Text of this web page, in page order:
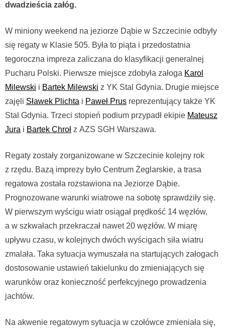
dwadzieścia załóg.
W miniony weekend na jeziorze Dąbie w Szczecinie odbyły
się regaty w Klasie 505. Była to piąta i przedostatnia
tegoroczna impreza zaliczana do klasyfikacji generalnej
Pucharu Polski. Pierwsze miejsce zdobyła załoga Karol
Milewski i Bartek Milewski z YK Stal Gdynia. Drugie miejsce
zajęli Sławek Plichta i Paweł Prus reprezentujący także YK
Stal Gdynia. Trzeci stopień podium przypadł ekipie Mateusz
Jura i Bartek Chroł z AZS SGH Warszawa.
Regaty zostały zorganizowane w Szczecinie kolejny rok
z rzędu. Bazą imprezy było Centrum Żeglarskie, a trasa
regatowa została rozstawiona na Jeziorze Dąbie.
Prognozowane warunki wiatrowe na sobotę sprawdziły się.
W pierwszym wyścigu wiatr osiągał prędkość 14 węzłów,
a w szkwałach przekraczał nawet 20 węzłów. W miarę
upływu czasu, w kolejnych dwóch wyścigach siła wiatru
zmalała. Taka sytuacja wymuszała na startujących załogach
dostosowanie ustawień takielunku do zmieniających się
warunków oraz konieczność perfekcyjnego prowadzenia
jachtów.
Na akwenie regatowym sytuacja w czołówce zmieniała się,